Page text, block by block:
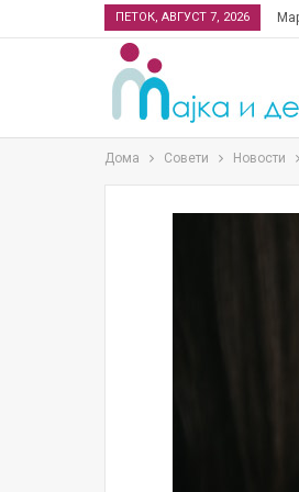
ПЕТОК, АВГУСТ 7, 2026
Дома Совети Новости